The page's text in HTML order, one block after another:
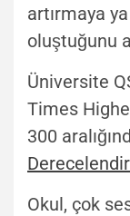
artırmaya
oluştuğunu
Üniversite
Times
300
Okul, çok